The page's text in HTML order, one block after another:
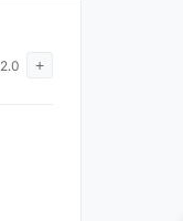
2.0 +